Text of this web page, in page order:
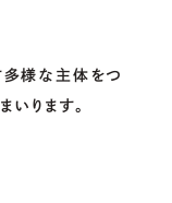
の方
様な主体をつ
いります。